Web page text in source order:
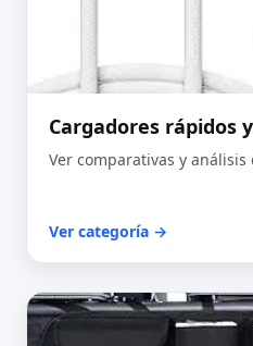
Cargadores rápidos
Ver comparativas y análisis
Ver categoría →